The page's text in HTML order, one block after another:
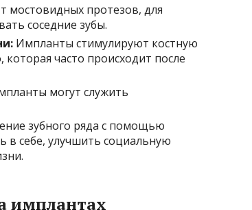
мостовидных протезов, для
соседние зубы.
Импланты стимулируют костную
часто происходит после
могут служить
зубного ряда с помощью
в себе, улучшить социальную
имплантах